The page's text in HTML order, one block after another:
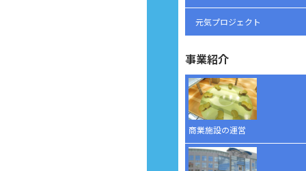
元気プロジェクト
事業紹介
商業施設の運営